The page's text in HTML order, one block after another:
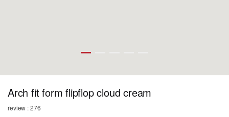
Arch fit form flipflop cloud cream
review : 276